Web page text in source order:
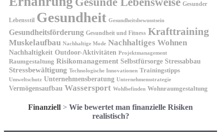
Gesunder
Lebensstil Gesundheit Gesundheitsbewusstsein
Gesundheitsförderung Gesundheit und Fitness Krafttraining
Muskelaufbau Nachhaltige Mode Nachhaltiges Wohnen
Nachhaltigkeit Outdoor-Aktivitäten Projektmanagement
Raumgestaltung Risikomanagement Selbstfürsorge Stressabbau
Stressbewältigung Technologische Innovationen Trainingstipps
Umweltschutz Unternehmensberatung Unternehmensstrategie
Vermögensaufbau Wassersport Wohlbefinden Wohnraumgestaltung
Finanziell > Wie bewertet man finanzielle Risiken
realistisch?